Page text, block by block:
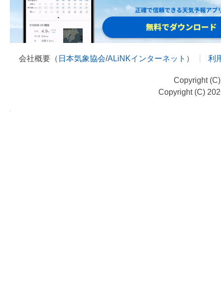
会社概要（ 日本気象協会/ALiNKインターネット ） 利
Copyright
Copyright (C)